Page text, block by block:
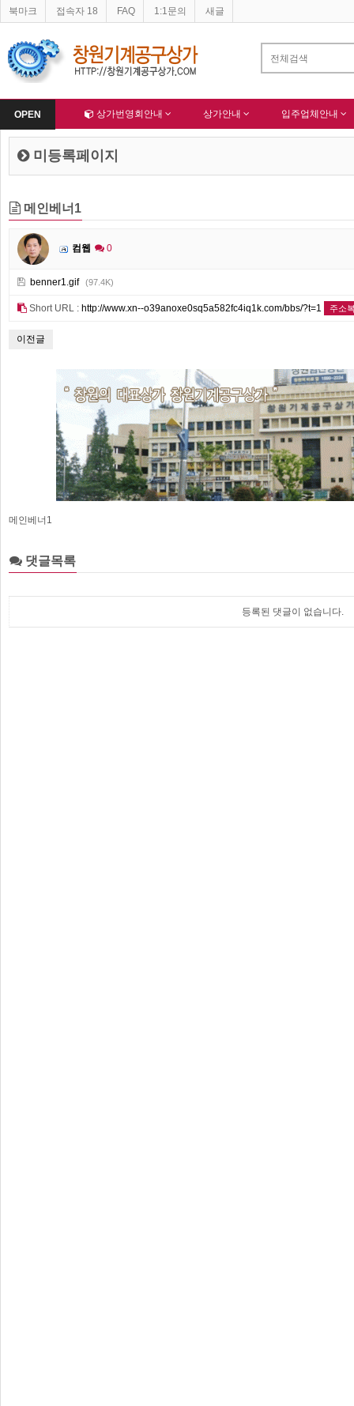
OPEN
북마크 접속자 18 FAQ 1:1문의 새글
이버 등록완료 - 알림 한국종합산업(주) 회원님 가입을 축하드립니다 !
Home 상가번영회안내 상가안내 입주업체안내
미등록페이지
메인베너1
컴웹 0
benner1.gif (97.4K)
Short URL : http://www.xn--o39anoxe0sq5a582fc4iq1k.com/bbs/?t=1 주소
이전글
메인베너1
댓글목록
등록된 댓글이 없습니다.